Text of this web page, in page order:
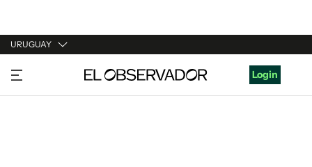
URUGUAY
URUGUAY
ARGENTINA
Login